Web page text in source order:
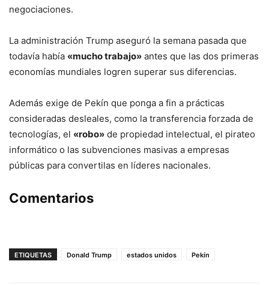
negociaciones.
La administración Trump aseguró la semana pasada que
todavía había «mucho trabajo» antes que las dos primeras
economías mundiales logren superar sus diferencias.
Además exige de Pekín que ponga a fin a prácticas
consideradas desleales, como la transferencia forzada de
tecnologías, el «robo» de propiedad intelectual, el pirateo
informático o las subvenciones masivas a empresas
públicas para convertilas en líderes nacionales.
Comentarios
ETIQUETAS Donald Trump estados unidos Pekín